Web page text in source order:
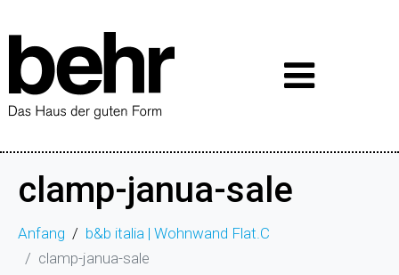
clamp-janua-sale
Anfang
b&b italia | Wohnwand Flat.C
clamp-janua-sale